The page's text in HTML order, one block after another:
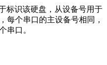
标识该硬盘，从设备号用于
每个串口的主设备号相同，
串口。